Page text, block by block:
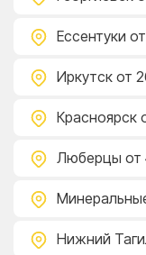
Ессентуки
Иркутск от
Красноярск
Люберцы от
Нижний